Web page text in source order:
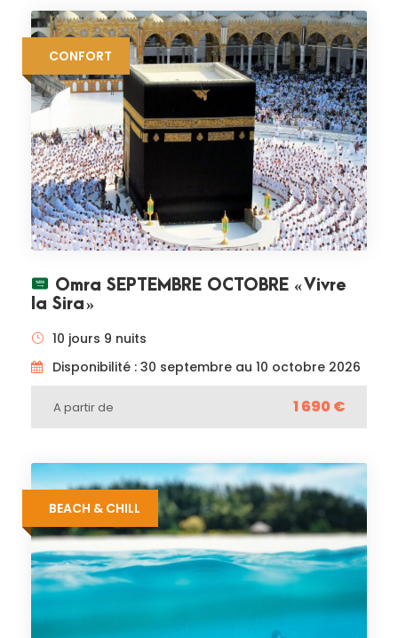
CONFORT
Omra SEPTEMBRE OCTOBRE « Vivre
la Sira »
10 jours 9 nuits
Disponibilité : 30 septembre au 10 octobre 2026
A partir de 1 690 €
BEACH & CHILL